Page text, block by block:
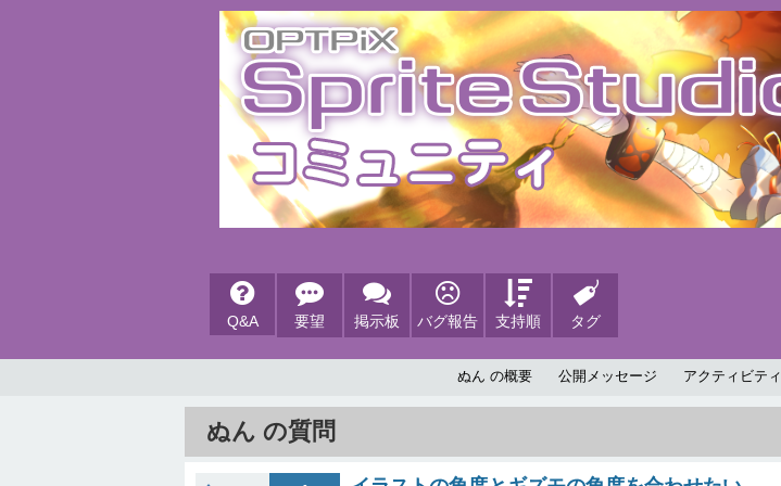
Q&A 要望 掲示板 バグ報告 支持順 タグ
ぬん の概要 公開メッセージ アクティビティ
ぬん の質問